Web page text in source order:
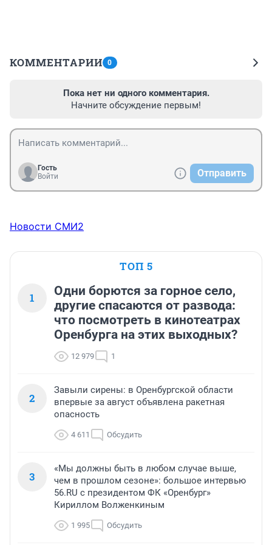
КОММЕНТАРИИ 0
Пока нет ни одного комментария.
Начните обсуждение первым!
Гость
Войти
Отправить
Новости СМИ2
ТОП 5
1
Одни борются за горное село,
другие спасаются от развода:
что посмотреть в кинотеатрах
Оренбурга на этих выходных?
12 979 1
2
Завыли сирены: в Оренбургской области
впервые за август объявлена ракетная
опасность
4 611 Обсудить
3
«Мы должны быть в любом случае выше,
чем в прошлом сезоне»: большое интервью
56.RU с президентом ФК «Оренбург»
Кириллом Волженкиным
1 995 Обсудить